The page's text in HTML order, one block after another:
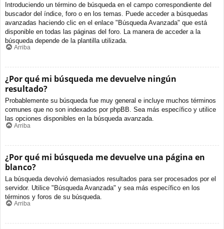
Introduciendo un término de búsqueda en el campo correspondiente del
buscador del índice, foro o en los temas. Puede acceder a búsquedas
avanzadas haciendo clic en el enlace "Búsqueda Avanzada" que está
disponible en todas las páginas del foro. La manera de acceder a la
búsqueda depende de la plantilla utilizada.
Arriba
¿Por qué mi búsqueda me devuelve ningún
resultado?
Probablemente su búsqueda fue muy general e incluye muchos términos
comunes que no son indexados por phpBB. Sea más específico y utilice
las opciones disponibles en la búsqueda avanzada.
Arriba
¿Por qué mi búsqueda me devuelve una página en
blanco?
La búsqueda devolvió demasiados resultados para ser procesados por el
servidor. Utilice "Búsqueda Avanzada" y sea más específico en los
términos y foros de su búsqueda.
Arriba